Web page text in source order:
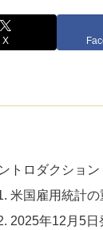
X
トロダクショ
米国雇用統計
2025年12月5